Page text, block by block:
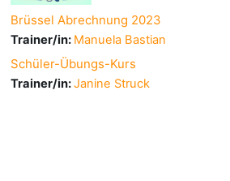
Brüssel Abrechnung 2023
Trainer/in: Manuela Bastian
Schüler-Übungs-Kurs
Trainer/in:Janine Struck